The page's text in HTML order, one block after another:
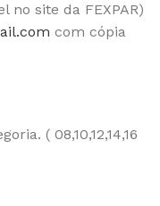
no site da FEXPAR)
com cópia
( 08,10,12,14,16